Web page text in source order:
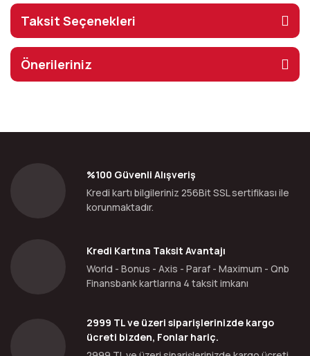
Taksit Seçenekleri
Önerileriniz
%100 Güvenli Alışveriş
Kredi kartı bilgileriniz 256Bit SSL sertifikası ile
korunmaktadır.
Kredi Kartına Taksit Avantajı
World - Bonus - Axis - Paraf - Maximum - Qnb
Finansbank kartlarına 4 taksit imkanı
2999 TL ve üzeri siparişlerinizde kargo
ücreti bizden, Fonlar hariç.